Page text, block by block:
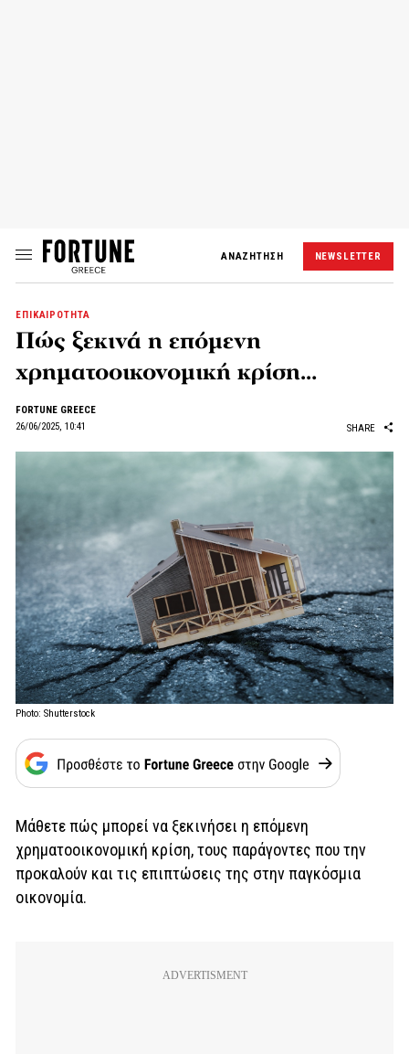
ΑΝΑΖΗΤΗΣΗ NEWSLETTER
ΕΠΙΚΑΙΡΟΤΗΤΑ
Πώς ξεκινά η επόμενη
χρηματοοικονομική κρίση…
FORTUNE GREECE
26/06/2025, 10:41
SHARE
Photo: Shutterstock
Μάθετε πώς μπορεί να ξεκινήσει η επόμενη
χρηματοοικονομική κρίση, τους παράγοντες που την
προκαλούν και τις επιπτώσεις της στην παγκόσμια
οικονομία.